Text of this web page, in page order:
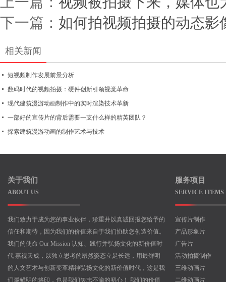
下一篇： 如何拍视频拍摄的动态影
相关新闻
短视频制作发展前景分析
数码时代的视频拍摄：硬件创新引领视觉革命
现代建筑漫游动画制作中的实时渲染技术革新
一部好的宣传片的背后需要一支什么样的精英团队？
探索建筑漫游动画的制作艺术与技术
关于我们
ABOUT US
我们致力于成为您的事业伙伴，珍重并以真诚回报您给予的
信任和期待，因为我们的价值来自于我们协助您创造价值。
我们的使命 Our Mission 认知、践行并弘扬文化的新价值时
代 嘉视天成，以独立思考的昂然姿态立足长远，用最鲜明
的人文艺术与创新变革精神弘扬文化的新价值时代，这是我
们最鲜明的烙印，也是我们矢志不渝的初心！ 我们的价值
服务项目
SERVICE ITEMS
宣传片制作
产品形象片
广告片
活动拍摄制作
三维动画片
二维动画片